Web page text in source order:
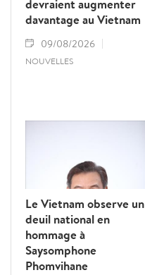
devraient augmenter
davantage au Vietnam
09/08/2026
NOUVELLES
Le Vietnam observe un
deuil national en
hommage à
Saysomphone
Phomvihane